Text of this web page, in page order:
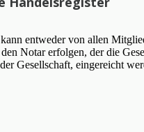
entweder von allen
Notar erfolgen, der die
Gesellschaft, eingereicht